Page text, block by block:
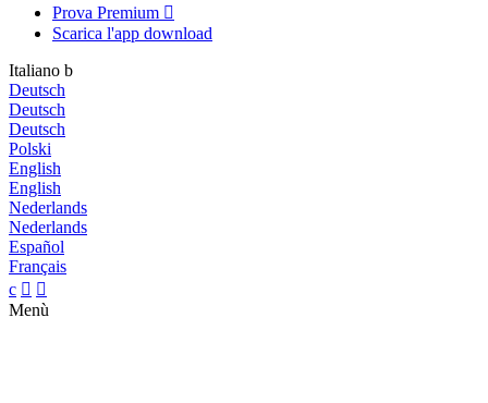
Prova Premium 
Scarica l'app download
Italiano b
Deutsch
Deutsch
Deutsch
Polski
English
English
Nederlands
Nederlands
Español
Français
c  
Menù